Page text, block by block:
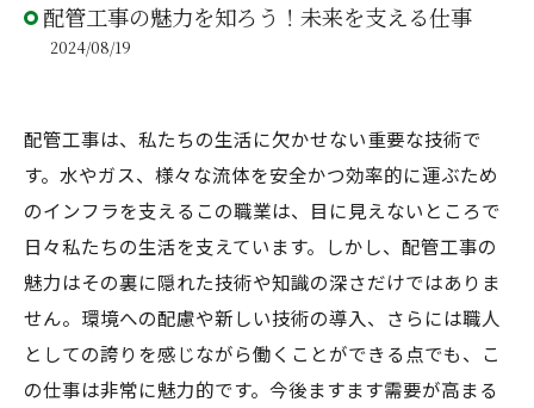
配管工事の魅力を知ろう！未来を支える仕事
2024/08/19
配管工事は、私たちの生活に欠かせない重要な技術で
す。水やガス、様々な流体を安全かつ効率的に運ぶため
のインフラを支えるこの職業は、目に見えないところで
日々私たちの生活を支えています。しかし、配管工事の
魅力はその裏に隠れた技術や知識の深さだけではありま
せん。環境への配慮や新しい技術の導入、さらには職人
としての誇りを感じながら働くことができる点でも、こ
の仕事は非常に魅力的です。今後ますます需要が高まる